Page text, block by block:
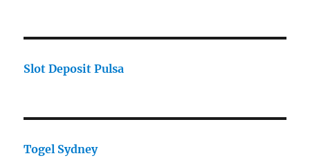
Slot Deposit Pulsa
Togel Sydney